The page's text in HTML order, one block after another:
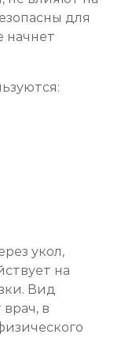
для
начнет
укол,
на
Вид
в